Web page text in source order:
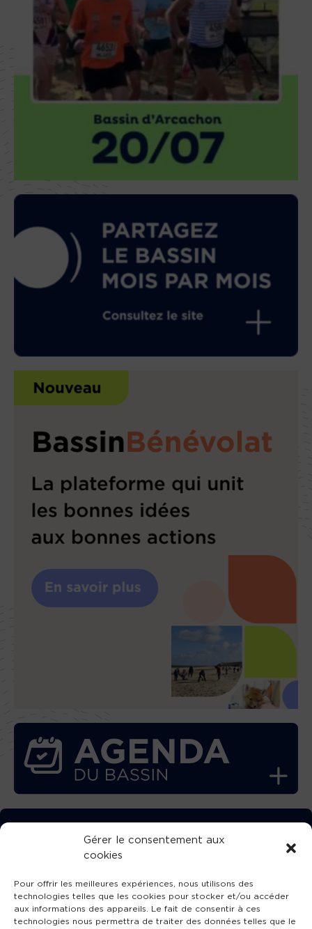
Gérer le consentement aux
cookies
Pour offrir les meilleures expériences, nous utilisons des
technologies telles que les cookies pour stocker et/ou accéder
aux informations des appareils. Le fait de consentir à ces
technologies nous permettra de traiter des données telles que le
TÉLÉCHARGEZ GRATUITEMENT
L’APPLICATION TVBA !